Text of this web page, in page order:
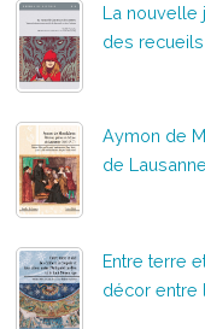
La nouvelle
des
Aymon de
de
Entre terre
décor entre